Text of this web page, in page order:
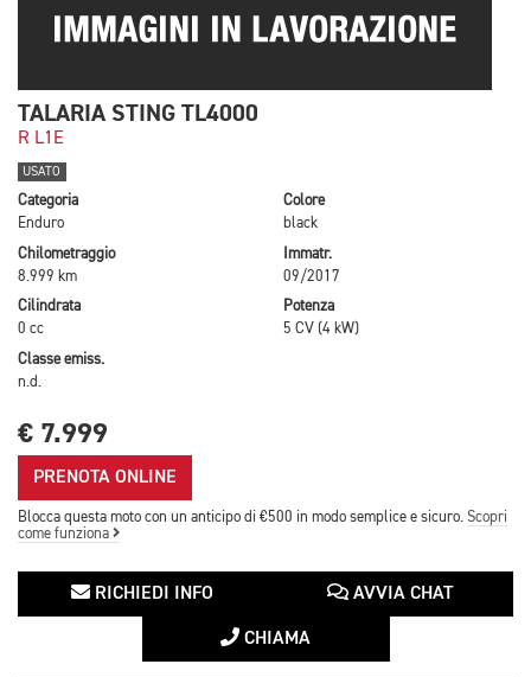
TALARIA STING TL4000
R L1E
USATO
Categoria
Enduro
Colore
black
Chilometraggio
8.999 km
Immatr.
09/2017
Cilindrata
0 cc
Potenza
5 CV (4 kW)
Classe emiss.
n.d.
€ 7.999
PRENOTA ONLINE
Blocca questa moto con un anticipo di €500 in modo semplice e sicuro. Scopri
come funziona
RICHIEDI INFO AVVIA CHAT
CHIAMA